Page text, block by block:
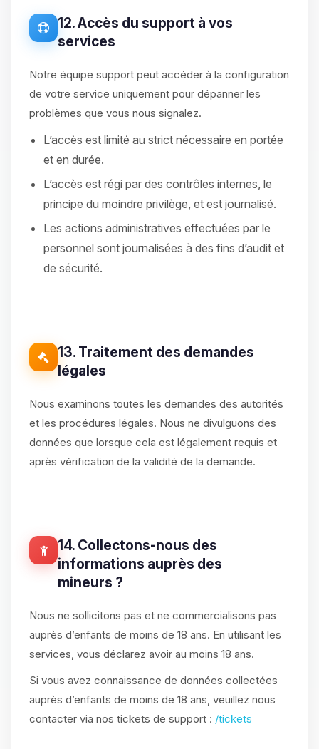
12. Accès du support à vos
services
Notre équipe support peut accéder à la configuration
de votre service uniquement pour dépanner les
problèmes que vous nous signalez.
L’accès est limité au strict nécessaire en portée
et en durée.
L’accès est régi par des contrôles internes, le
principe du moindre privilège, et est journalisé.
Les actions administratives effectuées par le
personnel sont journalisées à des fins d’audit et
de sécurité.
13. Traitement des demandes
légales
Nous examinons toutes les demandes des autorités
et les procédures légales. Nous ne divulguons des
données que lorsque cela est légalement requis et
après vérification de la validité de la demande.
14. Collectons-nous des
informations auprès des
mineurs ?
Nous ne sollicitons pas et ne commercialisons pas
auprès d’enfants de moins de 18 ans. En utilisant les
services, vous déclarez avoir au moins 18 ans.
Si vous avez connaissance de données collectées
auprès d’enfants de moins de 18 ans, veuillez nous
contacter via nos tickets de support : /tickets